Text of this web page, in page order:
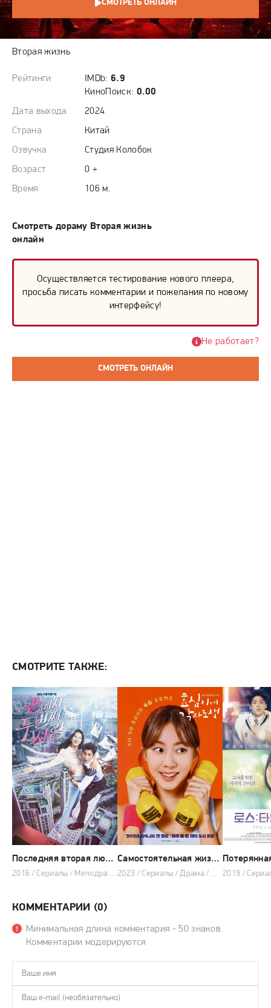
СМОТРЕТЬ ОНЛАЙН
СЮЖЕТ
Вторая жизнь
Рейтинги IMDb: 6.9
КиноПоиск: 0.00
Дата выхода
2024
Страна
Китай
Озвучка
Студия Колобок
Возраст
0 +
Время
106 м.
Смотреть дораму Вторая жизнь
онлайн
Осуществляется тестирование нового плеера,
просьба писать комментарии и пожелания по новому
интерфейсу!
СМОТРЕТЬ ОНЛАЙН
Не работает?
СМОТРИТЕ ТАКЖЕ:
Последняя вторая любовь
2016 / Сериалы / Мелодрама
Самостоятельная жизнь Хё-щим (сериал 2023 – 2024)
2023 / Сериалы / Драма / Мелодрама / Спорт
КОММЕНТАРИИ (0)
Минимальная длина комментария - 50 знаков.
Комментарии модерируются